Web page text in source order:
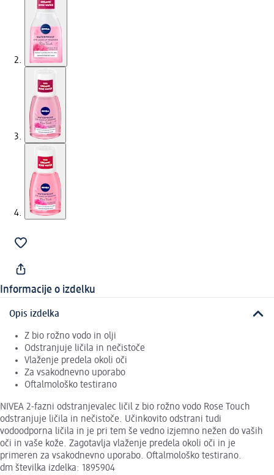
Informacije o izdelku
Opis izdelka
Z bio rožno vodo in olji
Odstranjuje ličila in nečistoče
Vlaženje predela okoli oči
Za vsakodnevno uporabo
Oftalmološko testirano
NIVEA 2-fazni odstranjevalec ličil z bio rožno vodo Rose Touch
odstranjuje ličila in nečistoče. Učinkovito odstrani tudi
vodoodporna ličila in je pri tem še vedno izjemno nežen do vaših
oči in vaše kože. Zagotavlja vlaženje predela okoli oči in je
primeren za vsakodnevno uporabo. Oftalmološko testirano.
dm številka izdelka: 1895904